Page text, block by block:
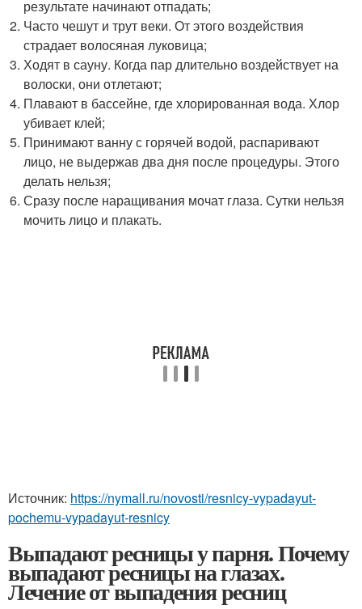
результате начинают отпадать;
Часто чешут и трут веки. От этого воздействия
страдает волосяная луковица;
Ходят в сауну. Когда пар длительно воздействует на
волоски, они отлетают;
Плавают в бассейне, где хлорированная вода. Хлор
убивает клей;
Принимают ванну с горячей водой, распаривают
лицо, не выдержав два дня после процедуры. Этого
делать нельзя;
Сразу после наращивания мочат глаза. Сутки нельзя
мочить лицо и плакать.
Источник: https://nymall.ru/novosti/resnicy-vypadayut-
pochemu-vypadayut-resnicy
Выпадают ресницы у парня. Почему
выпадают ресницы на глазах.
Лечение от выпадения ресниц